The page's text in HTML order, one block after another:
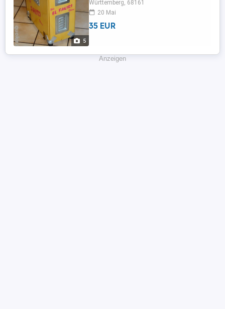
5
Württemberg, 68161
20 Mai
35 EUR
Anzeigen